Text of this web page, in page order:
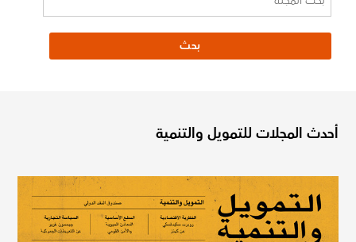
أحدث المجلات للتمويل والتنمية